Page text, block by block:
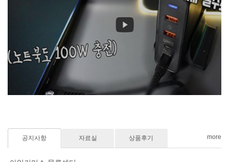
공지사항 자료실 상품후기 more